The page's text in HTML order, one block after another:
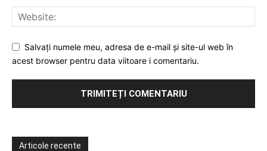
Salvați numele meu, adresa de e-mail și site-ul web în
acest browser pentru data viitoare i comentariu.
Articole recente